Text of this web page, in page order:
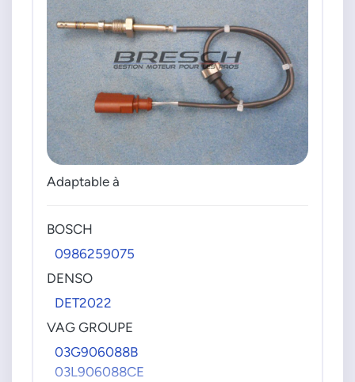
Adaptable à
BOSCH
0986259075
DENSO
DET2022
VAG GROUPE
03G906088B
03L906088CE